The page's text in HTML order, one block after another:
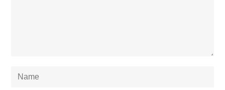
Enter